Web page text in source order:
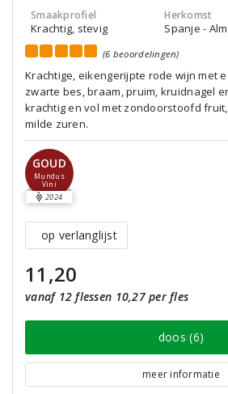
Smaakprofiel
Krachtig, stevig
Herkomst
Spanje -
(6 beoordelingen)
Krachtige, eikengerijpte rode wijn met
zwarte bes, braam, pruim, kruidnagel
krachtig en vol met zondoorstoofd
milde zuren.
GOUD
Mundus
Vini
2024
op verlanglijst
11,20
vanaf 12 flessen 10,27 per fles
doos (6)
meer informatie